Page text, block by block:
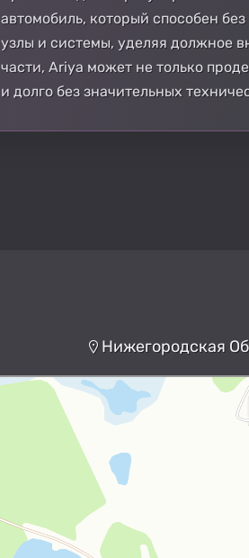
автомобиль, который способен
узлы и системы, уделяя должное
части, Ariya может не только
и долго без значительных
Нижегородская